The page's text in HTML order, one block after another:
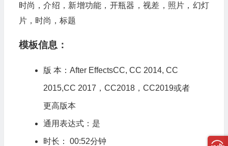
时尚，介绍，新增功能，开瓶器，视差，照片，幻灯
片，时尚，标题
模板信息：
版 本：After EffectsCC, CC 2014, CC
2015,CC 2017，CC2018，CC2019或者
更高版本
通用表达式：是
时长： 00:52分钟